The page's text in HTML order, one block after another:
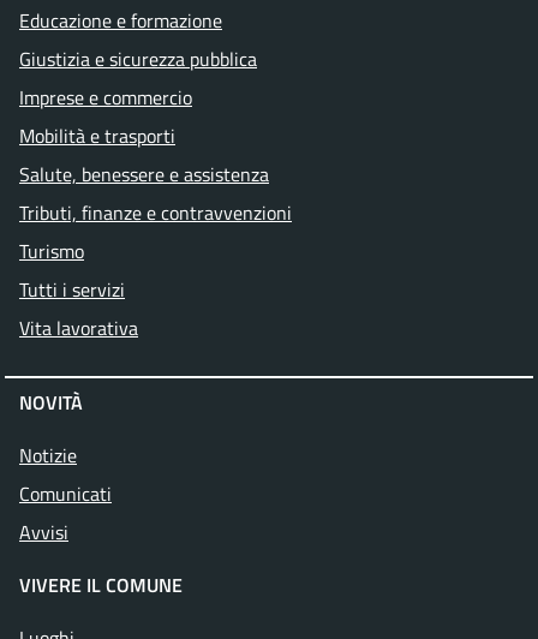
Educazione e formazione
Giustizia e sicurezza pubblica
Imprese e commercio
Mobilità e trasporti
Salute, benessere e assistenza
Tributi, finanze e contravvenzioni
Turismo
Tutti i servizi
Vita lavorativa
NOVITÀ
Notizie
Comunicati
Avvisi
VIVERE IL COMUNE